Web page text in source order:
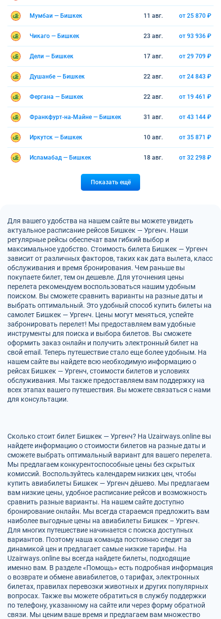
Мумбаи — Бишкек 11 авг. от 25 870 ₽
Чикаго — Бишкек 23 авг. от 93 936 ₽
Дели — Бишкек 17 авг. от 29 709 ₽
Душанбе — Бишкек 22 авг. от 24 843 ₽
Фергана — Бишкек 22 авг. от 19 461 ₽
Франкфурт-на-Майне — Бишкек 31 авг. от 43 144 ₽
Иркутск — Бишкек 10 авг. от 35 871 ₽
Исламабад — Бишкек 18 авг. от 32 298 ₽
Показать ещё
Для вашего удобства на нашем сайте вы можете увидеть
актуальное расписание рейсов Бишкек — Ургенч. Наши
регулярные рейсы обеспечат вам гибкий выбор и
максимальное удобство. Стоимость билета Бишкек — Ургенч
зависит от различных факторов, таких как дата вылета, класс
обслуживания и время бронирования. Чем раньше вы
покупаете билет, тем он дешевле. Для уточнения цены
перелета рекомендуем воспользоваться нашим удобным
поиском. Вы сможете сравнить варианты на разные даты и
выбрать оптимальный. Это удобный способ купить билеты на
самолет Бишкек — Ургенч. Цены могут меняться, успейте
забронировать перелет! Мы предоставляем вам удобные
инструменты для поиска и выбора билетов. Вы сможете
оформить заказ онлайн и получить электронный билет на
свой email. Теперь путешествие стало еще более удобным. На
нашем сайте вы найдете всю необходимую информацию о
рейсах Бишкек — Ургенч, стоимости билетов и условиях
обслуживания. Мы также предоставляем вам поддержку на
всех этапах вашего путешествия. Вы можете связаться с нами
для консультации.
Сколько стоит билет Бишкек — Ургенч? На Uzairways.online вы
найдете информацию о стоимости билетов на разные даты и
сможете выбрать оптимальный вариант для вашего перелета.
Мы предлагаем конкурентоспособные цены без скрытых
комиссий. Воспользуйтесь календарем низких цен, чтобы
купить авиабилеты Бишкек — Ургенч дёшево. Мы предлагаем
вам низкие цены, удобное расписание рейсов и возможность
сравнить разные варианты. На нашем сайте доступно
бронирование онлайн. Мы всегда стараемся предложить вам
наиболее выгодные цены на авиабилеты Бишкек – Ургенч.
Для многих путешествие начинается с поиска доступных
вариантов. Поэтому наша команда постоянно следит за
динамикой цен и предлагает самые низкие тарифы. На
Uzairways.online вы всегда найдете билеты, подходящие
именно вам. В разделе «Помощь» есть подробная информация
о возврате и обмене авиабилетов, о тарифах, электронных
билетах, правилах перевозки животных и других популярных
вопросах. Также вы можете обратиться в службу поддержки
по телефону, указанному на сайте или через форму обратной
связи. Мы ценим ваше время и предлагаем вам множество